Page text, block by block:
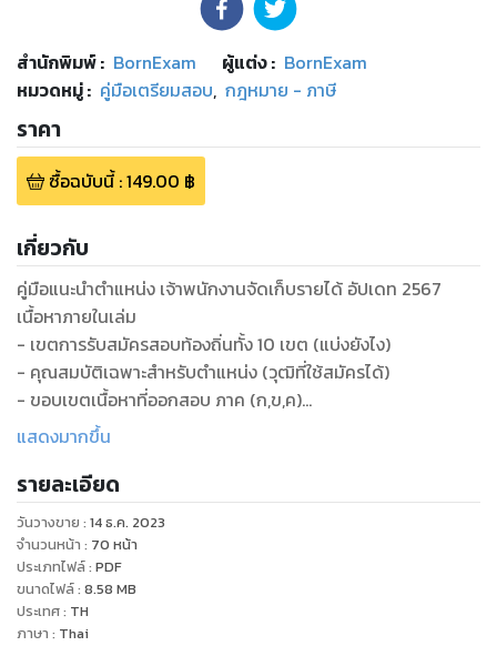
สำนักพิมพ์: BornExam ผู้แต่ง : BornExam
หมวดหมู่: คู่มือเตรียมสอบ, กฎหมาย - ภาษี
ราคา
ซื้อฉบับนี้:149.00 ฿
เกี่ยวกับ
คู่มือแนะนำตำแหน่ง เจ้าพนักงานจัดเก็บรายได้ อัปเดท 2567
เนื้อหาภายในเล่ม
- เขตการรับสมัครสอบท้องถิ่นทั้ง 10 เขต (แบ่งยังไง)
- คุณสมบัติเฉพาะสำหรับตำแหน่ง (วุฒิที่ใช้สมัครได้)
- ขอบเขตเนื้อหาที่ออกสอบ ภาค (ก,ข,ค)
- มาตรฐานกำหนดตำแหน่ง (ความรู้ความสามารถที่ต้องมี)
- สถิติการเรียกบรรจุปี 2560-2564 (เรียกหมดหรือไม่)
- แนวทางวิธีการเลือกเขตที่ควรสมัครสอบ (สอบที่ไหนดี)
- การเรียกบรรจุข้ามเขตเรียกยังไงได้บ้าง
แสดงมากขึ้น
รายละเอียด
วันวางขาย : 14 ธ.ค. 2023
จำนวนหน้า : 70 หน้า
ประเภทไฟล์: PDF
ขนาดไฟล์: 8.58 MB
ประเทศ: TH
ภาษา : Thai